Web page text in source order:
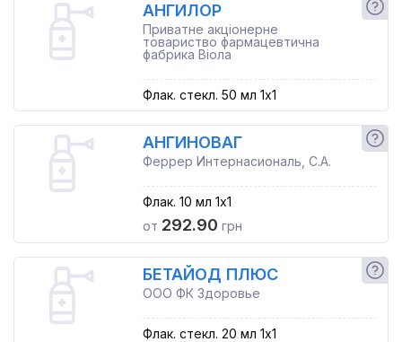
АНГИЛОР
Приватне акціонерне
товариство фармацевтична
фабрика Віола
Флак. стекл. 50 мл 1x1
АНГИНОВАГ
Феррер Интернасиональ, С.А.
Флак. 10 мл 1x1
от 292.90 грн
БЕТАЙОД ПЛЮС
ООО ФК Здоровье
Флак. стекл. 20 мл 1x1